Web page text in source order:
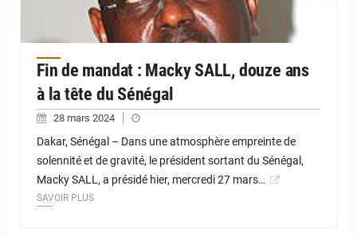
Fin de mandat : Macky SALL, douze ans
à la tête du Sénégal
28 mars 2024
Dakar, Sénégal – Dans une atmosphère empreinte de
solennité et de gravité, le président sortant du Sénégal,
Macky SALL, a présidé hier, mercredi 27 mars…
SAVOIR PLUS